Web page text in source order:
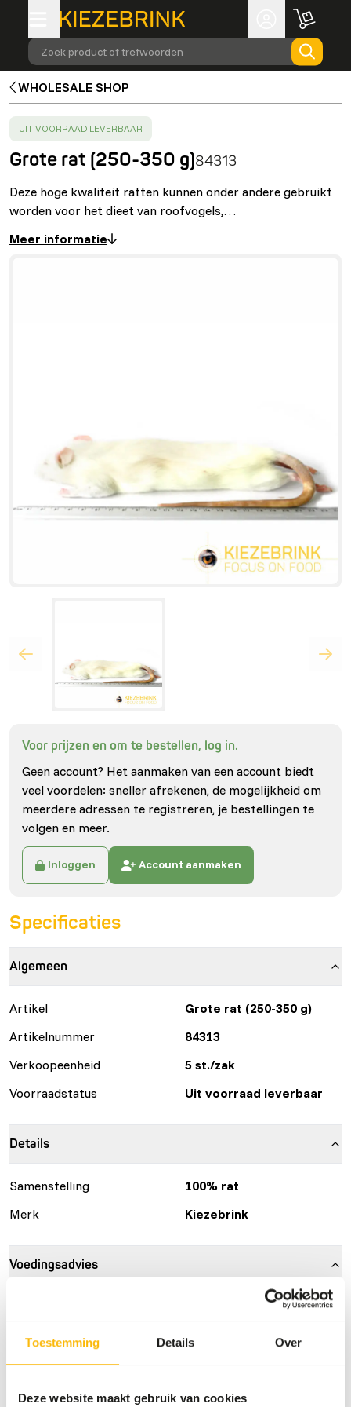
Toestemming Details Over
Deze website maakt gebruik van cookies
Zoek product of trefwoorden
WHOLESALE SHOP
Over dit product
SUCCESS:
UIT VOORRAAD LEVERBAAR
Grote rat (250-350 g)84313
Deze hoge kwaliteit ratten kunnen onder andere gebruikt
worden voor het dieet van roofvogels,…
Meer informatie
Voor prijzen en om te bestellen, log in.
Geen account? Het aanmaken van een account biedt
veel voordelen: sneller afrekenen, de mogelijkheid om
meerdere adressen te registreren, je bestellingen te
volgen en meer.
Inloggen Account aanmaken
Specificaties
Algemeen
Artikel
Grote rat (250-350 g)
Artikelnummer
84313
Verkoopeenheid
5 st./zak
Voorraadstatus
Uit voorraad leverbaar
Details
Samenstelling
100% rat
Merk
Kiezebrink
Voedingsadvies
Dit product is een rauw diervoeder. Houd daarom de